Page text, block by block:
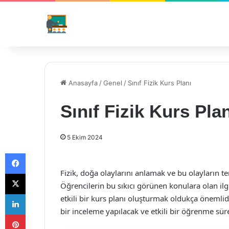
Anasayfa /Genel / Sınıf Fizik Kurs Planı
Sınıf Fizik Kurs
5 Ekim 2024
Fizik, doğa olaylarını anlamak ve bu olayların
Öğrencilerin bu sıkıcı görünen konulara olan
etkili bir kurs planı oluşturmak oldukça
bir inceleme yapılacak ve etkili bir öğrenme
Facebook
X
LinkedIn
Pinterest